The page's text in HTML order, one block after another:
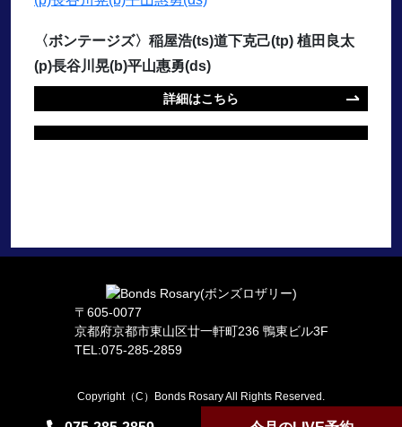
〈ボンテージズ〉稲屋浩(ts)道下克己(tp) 植田良太
(p)長谷川晃(b)平山惠勇(ds)
詳細はこちら
〒605-0077
京都府京都市東山区廿一軒町236 鴨東ビル3F
TEL:075-285-2859
Copyright（C）Bonds Rosary All Rights Reserved.